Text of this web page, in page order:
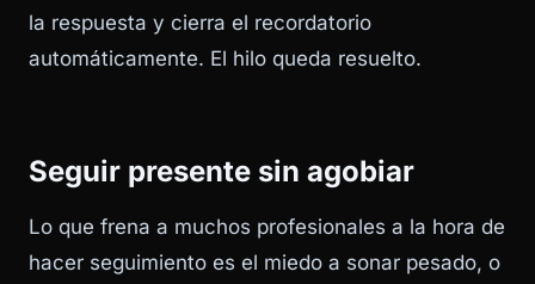
la respuesta y cierra el recordatorio
automáticamente. El hilo queda resuelto.
Seguir presente sin agobiar
Lo que frena a muchos profesionales a la hora de
hacer seguimiento es el miedo a sonar pesado, o